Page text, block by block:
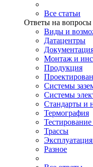
Все статьи
Ответы на вопросы
Виды и
Датацентры
Монтаж и
Продукция
Системы
Системы
Стандарты и
Термография
Трассы
Разное